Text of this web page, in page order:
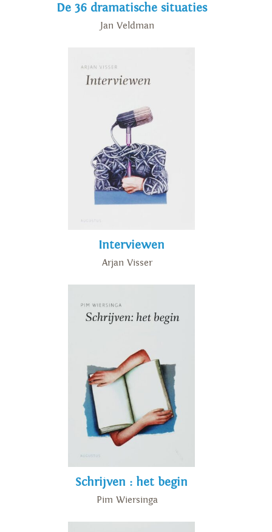
De 36 dramatische situaties
Jan Veldman
Interviewen
Arjan Visser
Schrijven : het begin
Pim Wiersinga